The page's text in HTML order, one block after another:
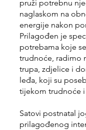
pruži potrebnu
naglaskom na
energije nakon
Prilagođen je
potrebama koje
trudnoće, radimo
trupa, zdjelice i
leđa, koji su
tijekom trudnoće
Satovi postnatal
prilagođenog